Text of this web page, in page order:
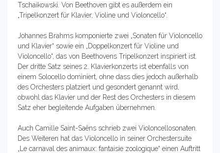
Tschaikowski. Von Beethoven gibt es außerdem ein
„Tripelkonzert für Klavier, Violine und Violoncello“.
Johannes Brahms komponierte zwei „Sonaten für Violoncello
und Klavier“ sowie ein „Doppelkonzert für Violine und
Violoncello“, das von Beethovens Tripelkonzert inspiriert ist.
Der dritte Satz seines 2. Klavierkonzerts ist ebenfalls von
einem Solocello dominiert, ohne dass dies jedoch außerhalb
des Orchesters platziert und gesondert genannt wird,
obwohl das Klavier und der Rest des Orchesters in diesem
Satz eher begleitende Aufgaben übernehmen.
Auch Camille Saint-Saëns schrieb zwei Violoncellosonaten.
Des Weiteren hat das Violoncello in seiner Orchestersuite
„Le carnaval des animaux: fantaisie zoologique“ einen Auftritt